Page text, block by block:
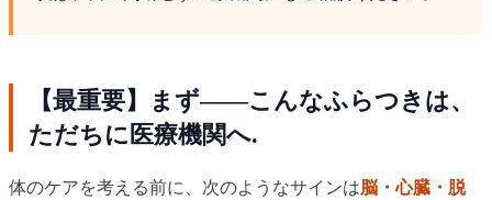
【最重要】まず——こんなふらつきは、
ただちに医療機関へ.
体のケアを考える前に、次のようなサインは脳・心臓・脱